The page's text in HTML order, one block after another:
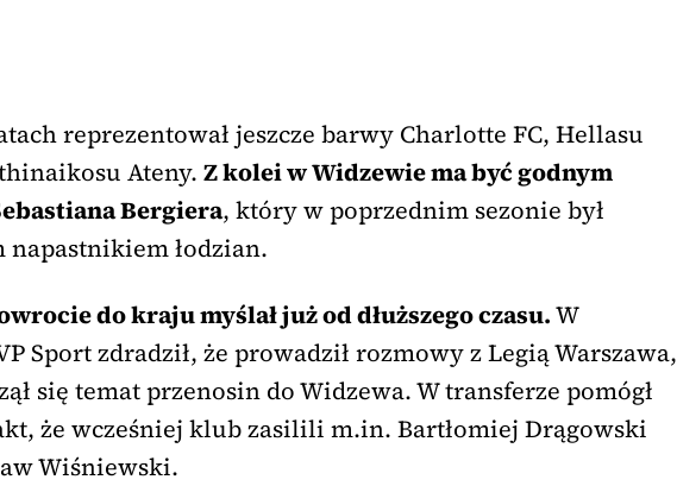
reprezentował jeszcze barwy Charlotte FC, Hellasu
Ateny. Z kolei w Widzewie ma być godnym
Bergiera, który w poprzednim sezonie był
napastnikiem łodzian.
do kraju myślał już od dłuższego czasu.W
Sport zdradził, że prowadził rozmowy z Legią Warszawa,
się temat przenosin do Widzewa. W transferze pomógł
że wcześniej klub zasilili m.in. Bartłomiej Drągowski
Wiśniewski.